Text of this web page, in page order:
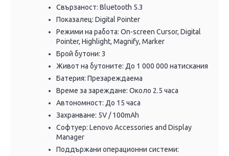
Свързаност: Bluetooth 5.3
Показалец: Digital Pointer
Режими на работа: On-screen Cursor, Digital
Pointer, Highlight, Magnify, Marker
Брой бутони: 3
Живот на бутоните: До 1 000 000 натискания
Батерия: Презареждаема
Време за зареждане: Около 2.5 часа
Автономност: До 15 часа
Захранване: 5V / 100mAh
Софтуер: Lenovo Accessories and Display
Manager
Поддържани операционни системи: